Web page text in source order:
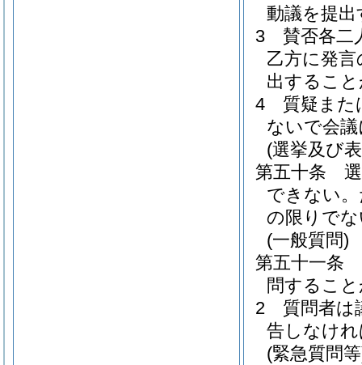
動議を提
3
賛否各二
乙方に発
出するこ
4
質疑また
ないで会
(選挙及び
第五十条
できない。
の限りで
(一般質問)
第五十一条
問するこ
2
質問者は
告しなけ
(緊急質問